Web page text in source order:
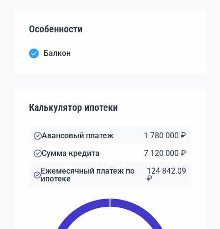
Особенности
Балкон
Калькулятор ипотеки
Авансовый платеж
1 780 000 ₽
Сумма кредита
7 120 000 ₽
Ежемесячный платеж по
ипотеке
124 842.09
₽